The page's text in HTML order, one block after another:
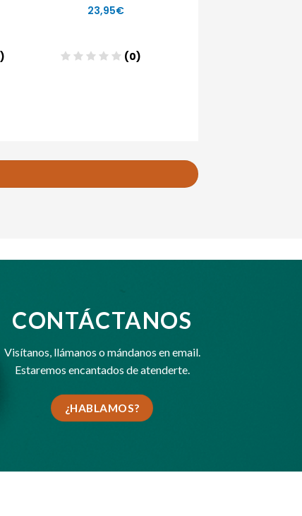
CONTÁCTANOS
Visítanos, llámanos omándanos en email.
Estaremos encantados de atenderte.
¿HABLAMOS?